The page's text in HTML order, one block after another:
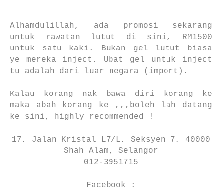
Alhamdulillah, ada promosi sekarang
untuk rawatan lutut di sini, RM1500
untuk satu kaki. Bukan gel lutut biasa
ye mereka inject. Ubat gel untuk inject
tu adalah dari luar negara (import).
Kalau korang nak bawa diri korang ke
maka abah korang ke ,,,boleh lah datang
ke sini, highly recommended !
17, Jalan Kristal L7/L, Seksyen 7, 40000
Shah Alam, Selangor
012-3951715
Facebook :